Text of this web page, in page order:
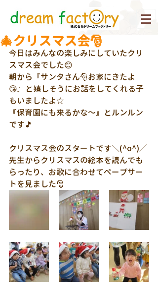
🎄クリスマス会🎅
今日はみんなの楽しみにしていたクリ
スマス会でした😊
朝から『サンタさん🎅お家にきたよ
😘』と嬉しそうにお話をしてくれる子
もいましたよ☆
『保育園にも来るかな～』とルンルン
です🎵
クリスマス会のスタートです＼(^o^)／
先生からクリスマスの絵本を読んでも
らったり、お歌に合わせてペープサー
トを見ました🎅